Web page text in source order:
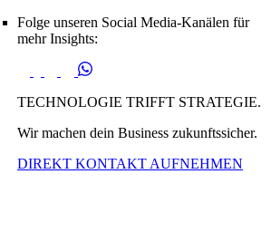
Folge unseren Social Media-Kanälen für
mehr Insights:
TECHNOLOGIE TRIFFT STRATEGIE.
Wir machen dein Business zukunftssicher.
DIREKT KONTAKT AUFNEHMEN